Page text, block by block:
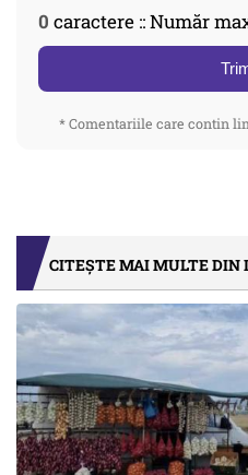
0 caractere :: Număr
* Comentariile care contin
CITEȘTE MAI MULTE DIN